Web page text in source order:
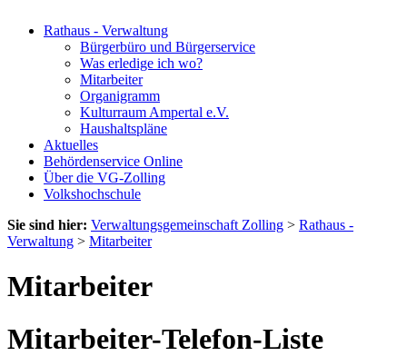
Rathaus - Verwaltung
Bürgerbüro und Bürgerservice
Was erledige ich wo?
Mitarbeiter
Organigramm
Kulturraum Ampertal e.V.
Haushaltspläne
Aktuelles
Behördenservice Online
Über die VG-Zolling
Volkshochschule
Sie sind hier: Verwaltungsgemeinschaft Zolling > Rathaus -
Verwaltung > Mitarbeiter
Mitarbeiter
Mitarbeiter-Telefon-Liste